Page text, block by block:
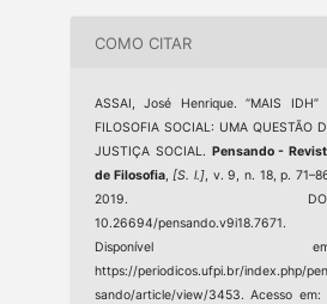
COMO CITAR
ASSAI, José Henrique. “MAIS IDH”
FILOSOFIA SOCIAL: UMA QUESTÃO
JUSTIÇA SOCIAL. Pensando -
de Filosofia,[S. l.], v. 9, n. 18, p.
2019.
10.26694/pensando.v9i18.7671.
Disponível
https://periodicos.ufpi.br/index.php/
sando/article/view/3453. Acesso em: